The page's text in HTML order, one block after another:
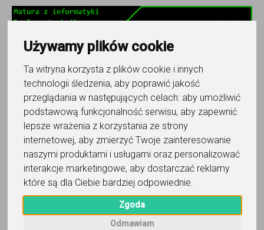
Używamy plików cookie
Ta witryna korzysta z plików cookie i innych
technologii śledzenia, aby poprawić jakość
przeglądania w następujących celach: aby umożliwić
podstawową funkcjonalność serwisu, aby zapewnić
lepsze wrażenia z korzystania ze strony
internetowej, aby zmierzyć Twoje zainteresowanie
naszymi produktami i usługami oraz personalizować
interakcje marketingowe, aby dostarczać reklamy
które są dla Ciebie bardziej odpowiednie.
Zgoda
Odmawiam
Do ulubionych
Oznacz wystąpienie kontaktu
Dominika
Wyślij wiadomość